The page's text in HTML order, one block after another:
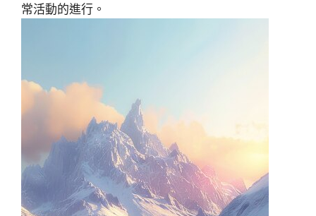
常活動的進行。